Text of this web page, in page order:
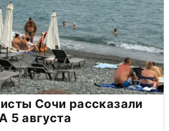
Сочи рассказали
5 августа